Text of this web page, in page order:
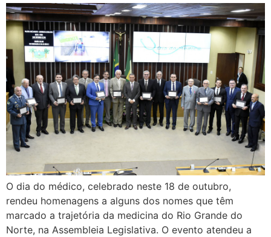
O dia do médico, celebrado neste 18 de outubro,
rendeu homenagens a alguns dos nomes que têm
marcado a trajetória da medicina do Rio Grande do
Norte, na Assembleia Legislativa. O evento atendeu a